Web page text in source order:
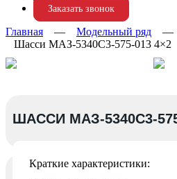
Заказать звонок
Главная — Модельный ряд
Шасси МАЗ-5340С3-575-013 4×2
ШАССИ МАЗ-5340С3-
Краткие характеристики: